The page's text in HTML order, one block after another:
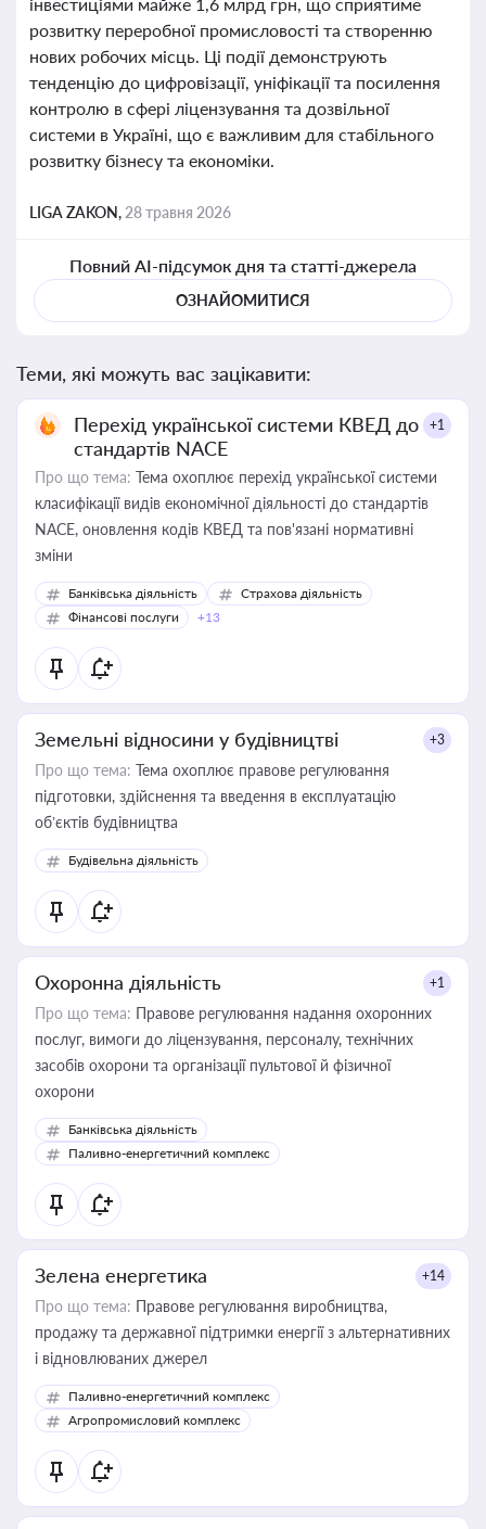
розвитку переробної промисловості та створенню
нових робочих місць. Ці події демонструють
тенденцію до цифровізації, уніфікації та посилення
контролю в сфері ліцензування та дозвільної
системи в Україні, що є важливим для стабільного
розвитку бізнесу та економіки.
LIGA ZAKON, 28 травня 2026
Повний AI-підсумок дня та статті-джерела
ОЗНАЙОМИТИСЯ
Теми, які можуть вас зацікавити:
Перехід української системи КВЕД до
стандартів NACE
+1
Про що тема: Тема охоплює перехід української системи
класифікації видів економічної діяльності до стандартів
NACE, оновлення кодів КВЕД та пов'язані нормативні
зміни
Банківська діяльність
Страхова діяльність
Фінансові послуги
+13
Земельні відносини у будівництві +3
Про що тема: Тема охоплює правове регулювання
підготовки, здійснення та введення в експлуатацію
об’єктів будівництва
Будівельна діяльність
Охоронна діяльність +1
Про що тема: Правове регулювання надання охоронних
послуг, вимоги до ліцензування, персоналу, технічних
засобів охорони та організації пультової й фізичної
охорони
Банківська діяльність
Паливно-енергетичний комплекс
Зелена енергетика +14
Про що тема: Правове регулювання виробництва,
продажу та державної підтримки енергії з альтернативних
і відновлюваних джерел
Паливно-енергетичний комплекс
Агропромисловий комплекс